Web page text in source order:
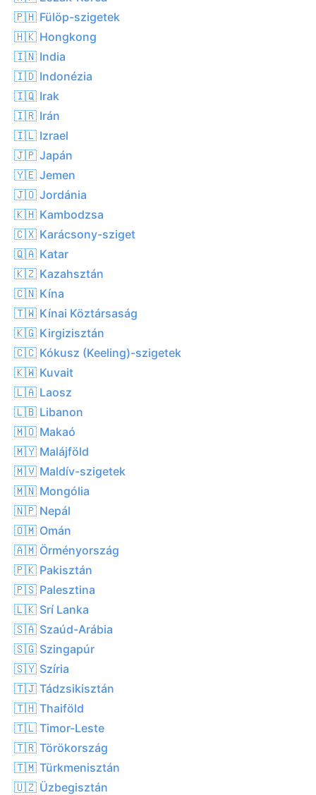
🇵🇭 Fülöp-szigetek
🇭🇰 Hongkong
🇮🇳 India
🇮🇩 Indonézia
🇮🇶 Irak
🇮🇷 Irán
🇮🇱 Izrael
🇯🇵 Japán
🇾🇪 Jemen
🇯🇴 Jordánia
🇰🇭 Kambodzsa
🇨🇽 Karácsony-sziget
🇶🇦 Katar
🇰🇿 Kazahsztán
🇨🇳 Kína
🇹🇼 Kínai Köztársaság
🇰🇬 Kirgizisztán
🇨🇨 Kókusz (Keeling)-szigetek
🇰🇼 Kuvait
🇱🇦 Laosz
🇱🇧 Libanon
🇲🇴 Makaó
🇲🇾 Malájföld
🇲🇻 Maldív-szigetek
🇲🇳 Mongólia
🇳🇵 Nepál
🇴🇲 Omán
🇦🇲 Örményország
🇵🇰 Pakisztán
🇵🇸 Palesztina
🇱🇰 Srí Lanka
🇸🇦 Szaúd-Arábia
🇸🇬 Szingapúr
🇸🇾 Szíria
🇹🇯 Tádzsikisztán
🇹🇭 Thaiföld
🇹🇱 Timor-Leste
🇹🇷 Törökország
🇹🇲 Türkmenisztán
🇺🇿 Üzbegisztán